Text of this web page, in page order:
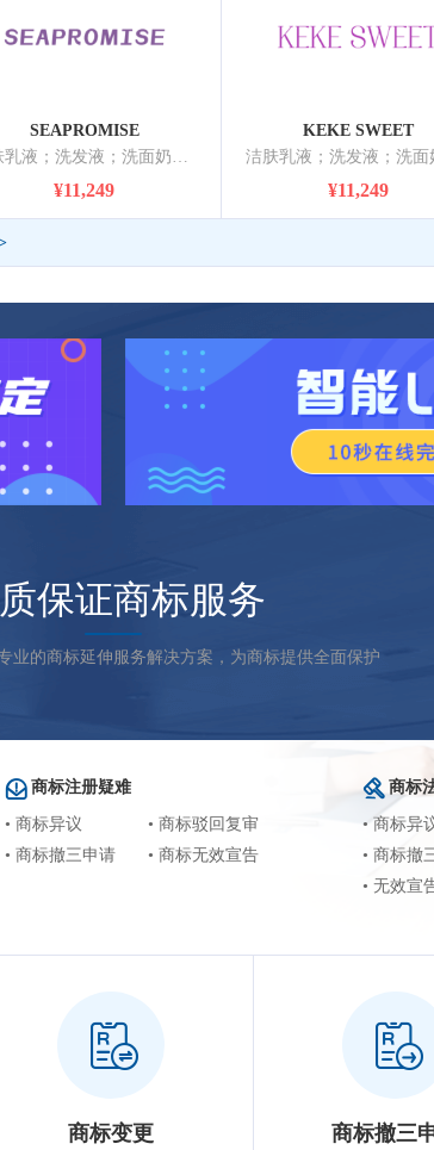
SEAPROMISE
洁肤乳液；洗发液；洗面奶；香皂；香精油；化妆品；增白霜；祛斑霜；美容面膜；香水
¥11,249
KEKE SWEET
¥11,249
保证商标服务
业的商标延伸服务解决方案，为商标提供全面保护
商标注册疑难
• 商标异议
• 商标撤三申请
• 商标驳回复审
• 商标无效宣告
商标
• 商标异
• 商标撤
• 无效宣
商标变更 商标撤三